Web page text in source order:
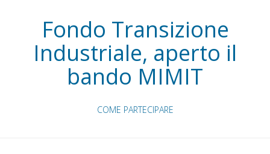
Fondo Transizione
Industriale, aperto il
bando MIMIT
COME PARTECIPARE